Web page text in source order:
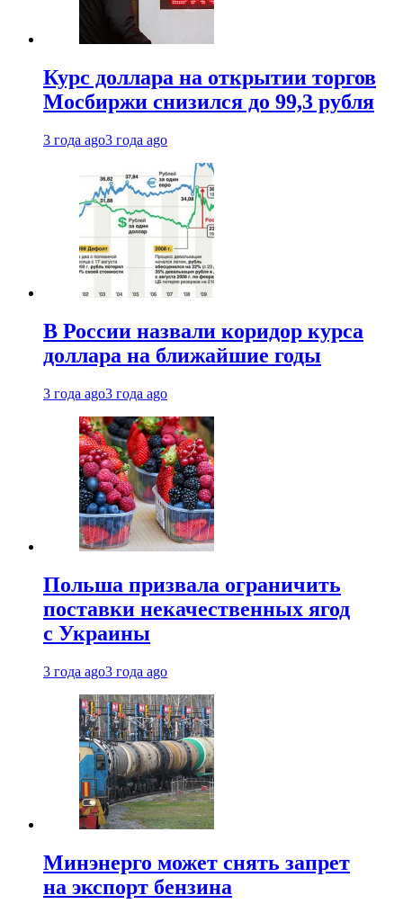
Курс доллара на открытии торгов
Мосбиржи снизился до 99,3 рубля
3 года ago3 года ago
В России назвали коридор курса
доллара на ближайшие годы
3 года ago3 года ago
Польша призвала ограничить
поставки некачественных ягод
с Украины
3 года ago3 года ago
Минэнерго может снять запрет
на экспорт бензина